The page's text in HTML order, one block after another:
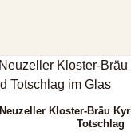
Neuzeller Kloster-Bräu
Totschlag